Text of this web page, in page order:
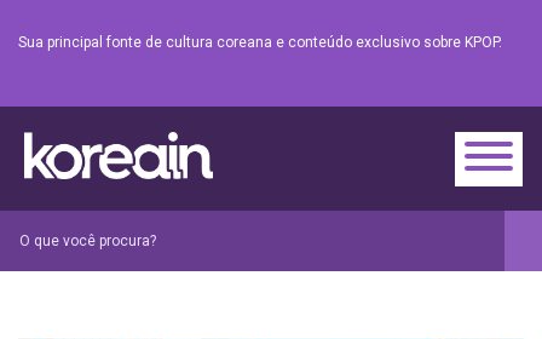
Sua principal fonte de cultura coreana e conteúdo exclusivo sobre KPOP.